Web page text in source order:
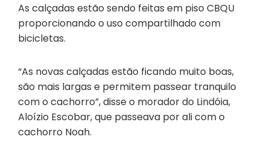
As calçadas estão sendo feitas em piso CBQU
proporcionando o uso compartilhado com
bicicletas.
“As novas calçadas estão ficando muito boas,
são mais largas e permitem passear tranquilo
com o cachorro”, disse o morador do Lindóia,
Aloízio Escobar, que passeava por ali com o
cachorro Noah.